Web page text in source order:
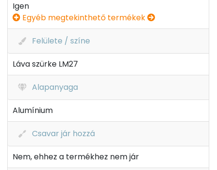
Igen
Egyéb megtekinthető termékek
Felülete / színe
Láva szürke LM27
Alapanyaga
Alumínium
Csavar jár hozzá
Nem, ehhez a termékhez nem jár